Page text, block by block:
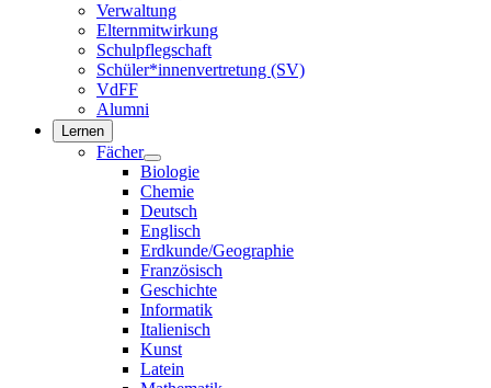
Verwaltung
Elternmitwirkung
Schulpflegschaft
Schüler*innenvertretung (SV)
VdFF
Alumni
Lernen
Fächer
Biologie
Chemie
Deutsch
Englisch
Erdkunde/Geographie
Französisch
Geschichte
Informatik
Italienisch
Kunst
Latein